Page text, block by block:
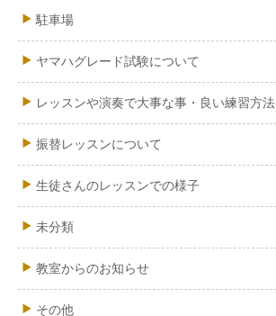
駐車場
ヤマハグレード試験について
レッスンや演奏で大事な事・良い練習方法
振替レッスンについて
生徒さんのレッスンでの様子
未分類
教室からのお知らせ
その他